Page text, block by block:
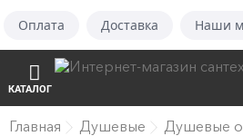
Оплата Доставка Наши
КАТАЛОГ
Главная Душевые Душевые